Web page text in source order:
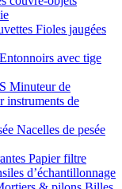
Fioles jaugées
Entonnoirs avec tige
Minuteur de
instruments de
Nacelles de pesée
Papier filtre
d’échantillonnage